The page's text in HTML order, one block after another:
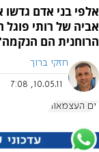
אלפי בני אדם
אביה של רותי פוגל
הרוחנית הם
חזקי ברוך
10.05.11, 7:08
יום העצמאות